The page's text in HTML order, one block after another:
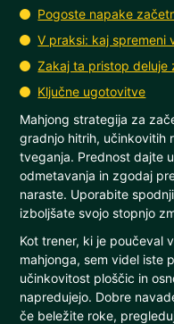
Pogoste napake
V praksi: kaj spremeni
Zakaj ta pristop deluje
Ključne ugotovitve
Mahjong strategija za
gradnjo hitrih, učinkovitih
tveganja. Prednost dajte
odmetavanja in zgodaj
naraste. Uporabite
izboljšate svojo stopnjo
Kot trener, ki je poučeval
mahjonga, sem videl iste
učinkovitost ploščic in
napredujejo. Dobre
če beležite roke,